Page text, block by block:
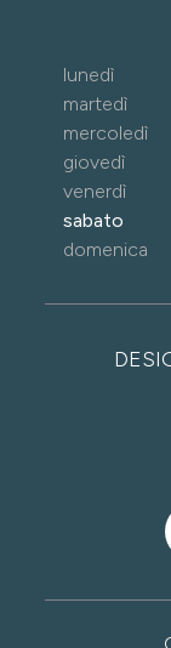
lunedì
martedì
mercoledì
giovedì
venerdì
sabato
domenica